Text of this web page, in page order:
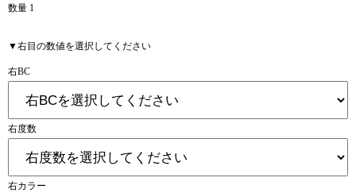
数量 1
▼右目の数値を選択してください
右BC
右度数
右カラー